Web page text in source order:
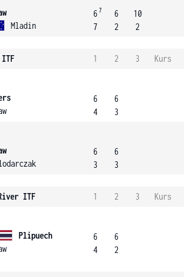
Mladin
67
7
6
2
10
2
1 2 3
Kurs
6
4
6
3
6
3
6
3
ITF 1 2 3
Kurs
Plipuech
6
4
6
2